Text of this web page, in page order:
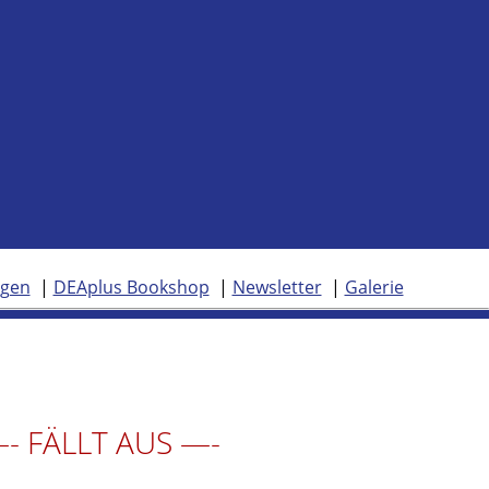
DEAplus Bookshop Newsletter Galerie
FÄLLT AUS —-